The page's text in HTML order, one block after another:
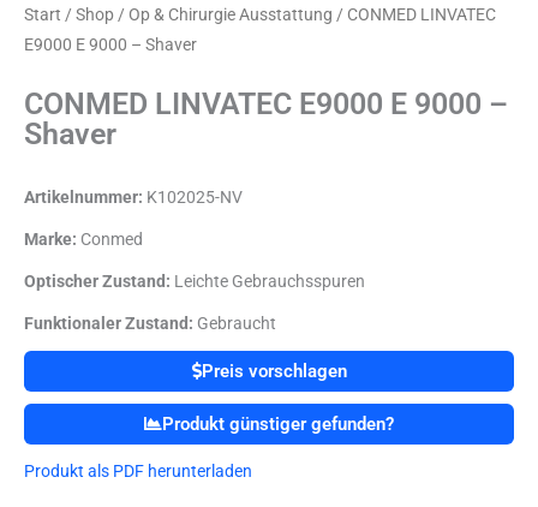
Start / Shop / Op & Chirurgie Ausstattung / CONMED LINVATEC
E9000 E 9000 – Shaver
CONMED LINVATEC E9000 E 9000 –
Shaver
Artikelnummer: K102025-NV
Marke: Conmed
Optischer Zustand: Leichte Gebrauchsspuren
Funktionaler Zustand: Gebraucht
Preis vorschlagen
Produkt günstiger gefunden?
Produkt als PDF herunterladen